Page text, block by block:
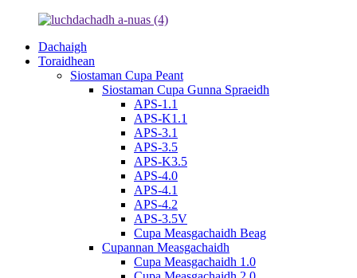
Dachaigh
Toraidhean
Siostaman Cupa Peant
Siostaman Cupa Gunna Spraeidh
APS-1.1
APS-K1.1
APS-3.1
APS-3.5
APS-K3.5
APS-4.0
APS-4.1
APS-4.2
APS-3.5V
Cupa Measgachaidh Beag
Cupannan Measgachaidh
Cupa Measgachaidh 1.0